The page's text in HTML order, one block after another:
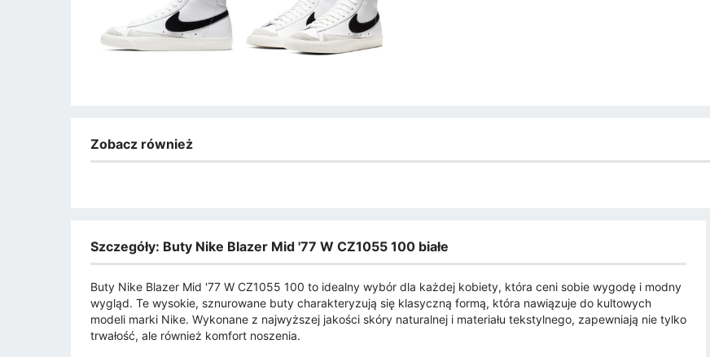
Zobacz również
Szczegóły: Buty Nike Blazer Mid '77 W CZ1055 100 białe
Buty Nike Blazer Mid '77 W CZ1055 100 to idealny wybór dla każdej kobiety, która ceni sobie wygodę i modny
wygląd. Te wysokie, sznurowane buty charakteryzują się klasyczną formą, która nawiązuje do kultowych
modeli marki Nike. Wykonane z najwyższej jakości skóry naturalnej i materiału tekstylnego, zapewniają nie tylko
trwałość, ale również komfort noszenia.